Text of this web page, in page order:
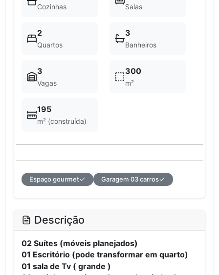
Cozinhas Salas
2
Quartos
3
Banheiros
3
Vagas
300
m²
195
m² (construída)
Espaço gourmet Garagem 03 carros
Descrição
02 Suítes (móveis planejados)
01 Escritório (pode transformar em quarto)
01 sala de Tv ( grande )